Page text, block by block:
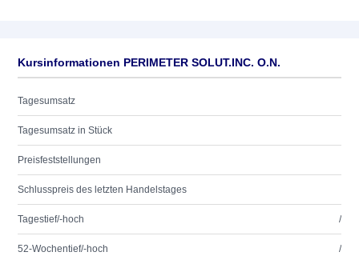
Kursinformationen PERIMETER SOLUT.INC. O.N.
Tagesumsatz
Tagesumsatz in Stück
Preisfeststellungen
Schlusspreis des letzten Handelstages
Tagestief/-hoch /
52-Wochentief/-hoch /